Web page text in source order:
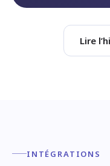
Lire
INTÉGRATIONS